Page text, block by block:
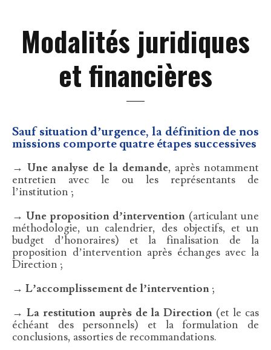
Modalités juridiques
et financières
Sauf situation d’urgence, la définition de nos
missions comporte quatre étapes successives
→ Une analyse de la demande, après notamment
entretien avec le ou les représentants de
l’institution ;
→ Une proposition d’intervention (articulant une
méthodologie, un calendrier, des objectifs, et un
budget d’honoraires) et la finalisation de la
proposition d’intervention après échanges avec la
Direction ;
→ L’accomplissement de l’intervention ;
→ La restitution auprès de la Direction (et le cas
échéant des personnels) et la formulation de
conclusions, assorties de recommandations.